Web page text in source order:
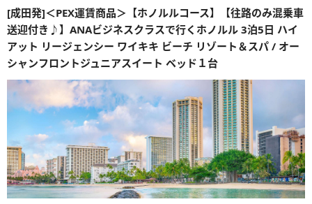
[成田発]＜PEX運賃商品＞【ホノルルコース】【往路のみ混乗車
送迎付き♪】ANAビジネスクラスで行くホノルル 3泊5日 ハイ
アット リージェンシー ワイキキ ビーチ リゾート＆スパ / オー
シャンフロントジュニアスイート ベッド１台